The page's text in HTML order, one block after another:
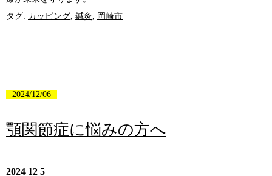
タグ: カッピング 鍼灸 岡崎市
2024/12/06
顎関節症に悩みの方へ
2024 12 5